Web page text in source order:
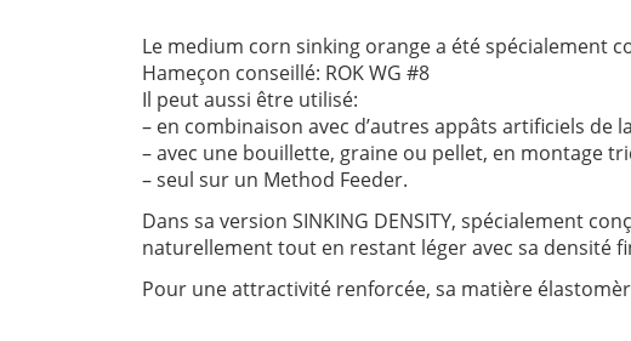
Le medium corn sinking orange a été spécialement
Hameçon conseillé: ROK WG #8
Il peut aussi être utilisé:
– en combinaison avec d’autres appâts artificiels
– avec une bouillette, graine ou pellet, en montage
– seul sur un Method Feeder.
Dans sa version SINKING DENSITY, spécialement
naturellement tout en restant léger avec sa densité
Pour une attractivité renforcée, sa matière